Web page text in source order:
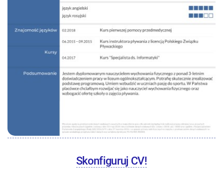
Skonfiguruj CV!